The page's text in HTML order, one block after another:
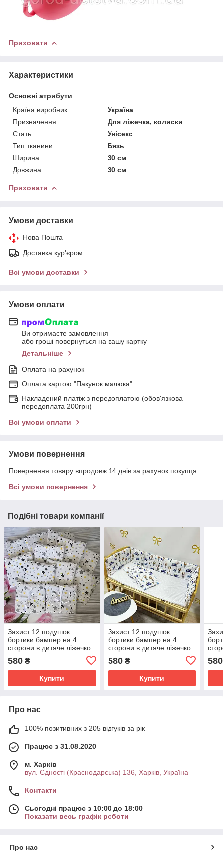
Приховати
Характеристики
Основні атрибути
Країна виробник
Україна
Призначення
Для ліжечка, колиски
Стать
Унісекс
Тип тканини
Бязь
Ширина
30 см
Довжина
30 см
Приховати
Умови доставки
Нова Пошта
Доставка кур'єром
Всі умови доставки
Умови оплати
Ви отримаєте замовлення
або гроші повернуться на вашу картку
Детальніше
Оплата на рахунок
Оплата картою "Пакунок малюка"
Накладений платіж з передоплатою (обов'язкова
передоплата 200грн)
Всі умови оплати
Умови повернення
Повернення товару впродовж 14 днів за рахунок покупця
Всі умови повернення
Подібні товари компанії
Захист 12 подушок
бортики бампер на 4
сторони в дитяче ліжечко
120*60 см на зав'язочках
висота 30 см
580 ₴
Купити
Захист 12 подушок
бортики бампер на 4
сторони в дитяче ліжечко
120*60 см на зав'язочках
висота 30 см
580₴
Купити
580
Про нас
100% позитивних з 205 відгуків за рік
Працює з 31.08.2020
м. Харків
вул. Єдності (Краснодарська) 136, Харків, Україна
Контакти
Сьогодні працює з 10:00 до 18:00
Показати весь графік роботи
Про нас